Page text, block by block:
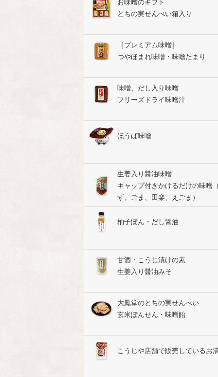
お味噌のギフト
とちの実せんべい箱入り
［プレミアム味噌］
つやほまれ味噌・味噌たまり
味噌、だし入り味噌
フリーズドライ味噌汁
ほうば味噌
生姜入り醤油味噌
キャップ付きかけるだけの味噌
ず、ごま、田楽、えごま）
柚子ぽん・だし醤油
甘酒・こうじ漬けの素
生姜入り醤油みそ
大鳳堂のとちの実せんべい
玄米ぽんせん・味噌飴
こうじや店舗で販売しているお